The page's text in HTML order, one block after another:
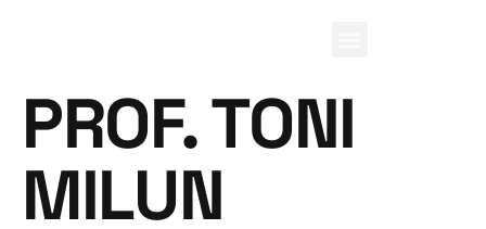
PROF. TONI
MILUN